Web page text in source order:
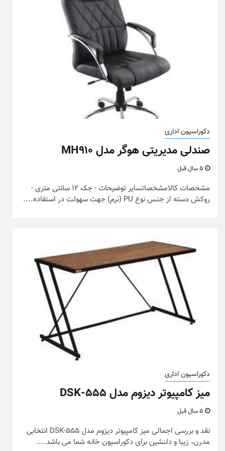
دکوراسیون اداری
صندلی مدیریتی هوگر مدل MH910
مشخصات کالامشخصاتسایر توضیحات - جک 12 سانتی متری -
روکش دسته از جنس نوع PU (نرم) جهت سهولت در استفاده....
دکوراسیون اداری
میز کامپیوتر دیزوم مدل DSK-555
نقد و بررسی اجمالی میز کامپیوتر دیزوم مدل DSK-555 انتخابی
مدرن، زیبا و دلنشین برای دکوراسیون خانه شما می باشد....